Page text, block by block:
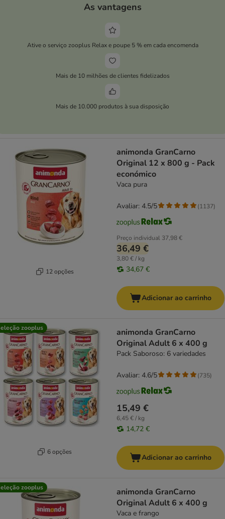
As vantagens
Ative o serviço zooplus Relax e poupe 5 % em cada encomenda
Mais de 10 milhões de clientes fidelizados
Mais de 10.000 produtos à sua disposição
12 opções
animonda GranCarno
Original 12 x 800 g - Pack
económico
Vaca pura
Preço individual 37,98 €
36,49 €
3,80 € / kg
34,67 €
Avaliar: 4.5/5 (1137)
Adicionar ao carrinho
zooplus
6 opções
animonda GranCarno
Original Adult 6 x 400 g
Pack Saboroso: 6 variedades
15,49 €
6,45 € / kg
14,72 €
Avaliar: 4.6/5 (735)
Adicionar ao carrinho
zooplus
animonda GranCarno
Original Adult 6 x 400 g
Vaca e frango